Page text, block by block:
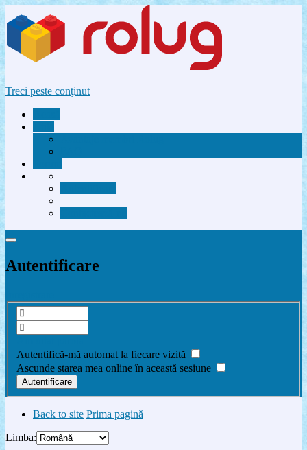
Treci peste conţinut
Autentificare
Autentifică-mă automat la fiecare vizită
Ascunde starea mea online în această sesiune
Back to site Prima pagină
Limba: